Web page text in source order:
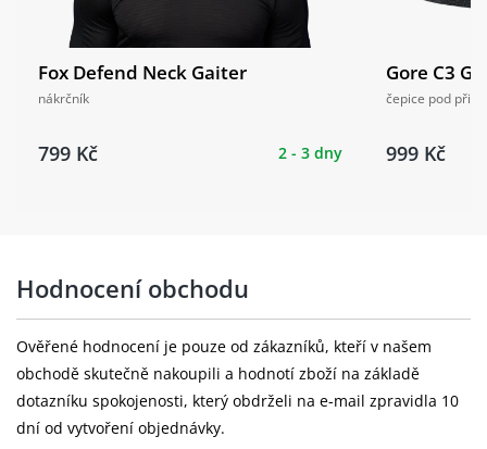
Fox Defend Neck Gaiter
nákrčník
799 Kč 2 - 3 dny
Gore C3
čepice pod
999 Kč
Hodnocení obchodu
Ověřené hodnocení je pouze od zákazníků, kteří v našem
obchodě skutečně nakoupili a hodnotí zboží na základě
dotazníku spokojenosti, který obdrželi na e-mail zpravidla 10
dní od vytvoření objednávky.